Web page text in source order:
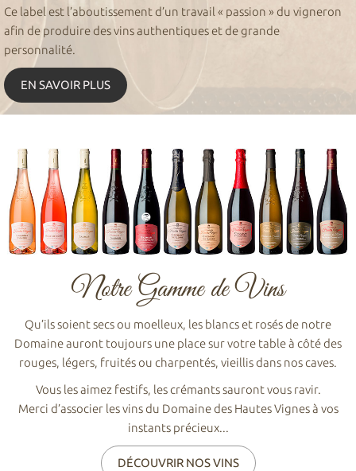
Ce label est l’aboutissement d’un travail « passion » du vigneron
afin de produire des vins authentiques et de grande
personnalité.
EN SAVOIR PLUS
Notre Gamme de Vins
Qu’ils soient secs ou moelleux, les blancs et rosés de notre
Domaine auront toujours une place sur votre table à côté des
rouges, légers, fruités ou charpentés, vieillis dans nos caves.
Vous les aimez festifs, les crémants sauront vous ravir.
Merci d’associer les vins du Domaine des Hautes Vignes à vos
instants précieux...
DÉCOUVRIR NOS VINS